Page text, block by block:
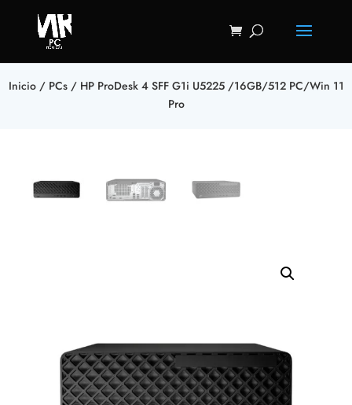
Inicio/ PCs/ HP ProDesk 4 SFF G1i U5225 /16GB/512 PC/Win 11
Pro